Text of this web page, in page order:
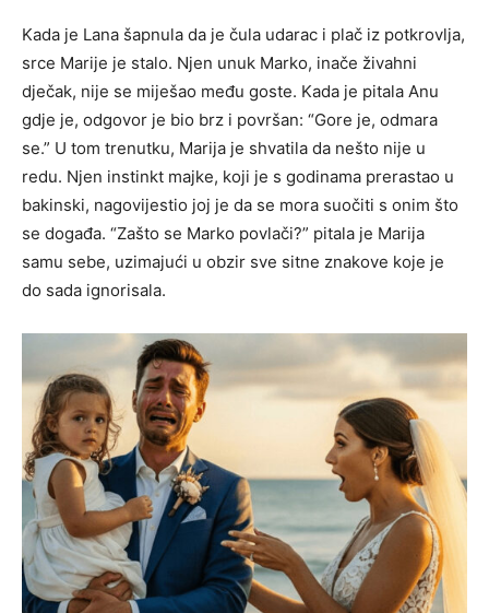
Kada je Lana šapnula da je čula udarac i plač iz potkrovlja,
srce Marije je stalo. Njen unuk Marko, inače živahni
dječak, nije se miješao među goste. Kada je pitala Anu
gdje je, odgovor je bio brz i površan: “Gore je, odmara
se.” U tom trenutku, Marija je shvatila da nešto nije u
redu. Njen instinkt majke, koji je s godinama prerastao u
bakinski, nagovijestio joj je da se mora suočiti s onim što
se događa. “Zašto se Marko povlači?” pitala je Marija
samu sebe, uzimajući u obzir sve sitne znakove koje je
do sada ignorisala.